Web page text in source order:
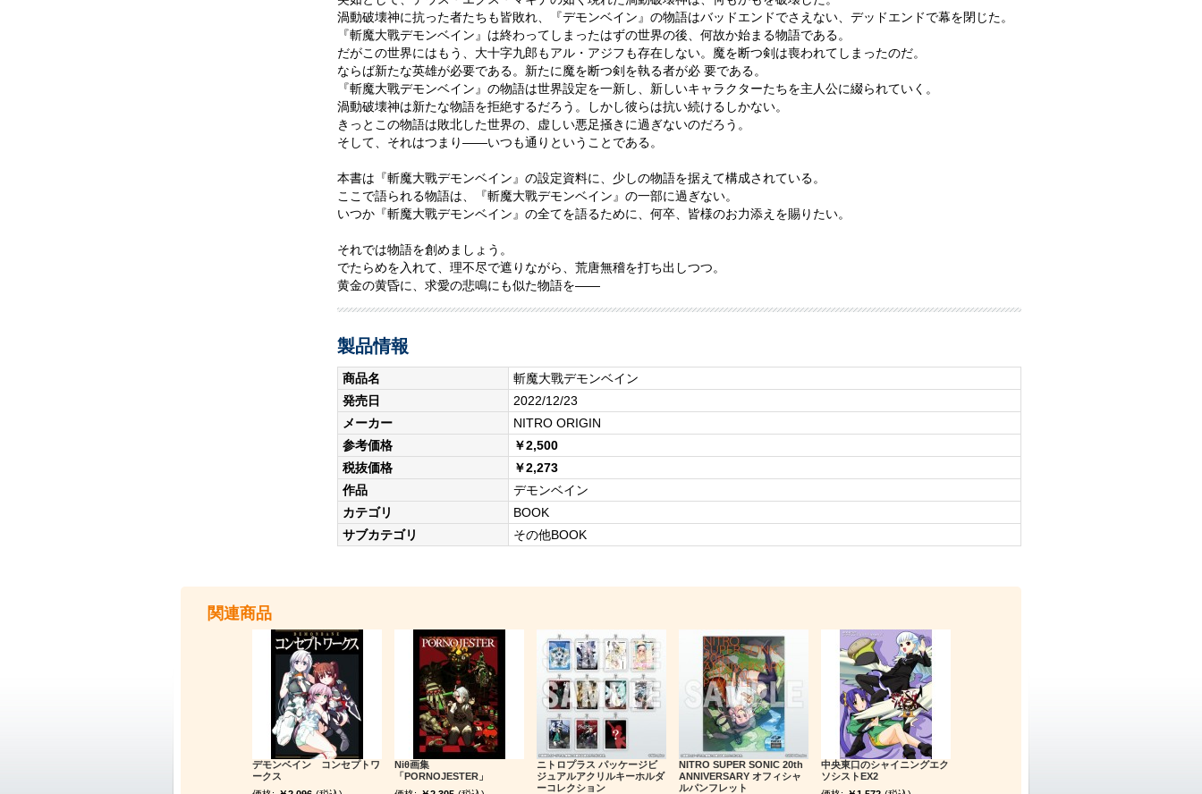
渦動破壊神に抗った者たちも皆敗れ、『デモンベイン』の物語はバッドエンドでさえない、デッドエンドで幕を閉じた。
『斬魔大戰デモンベイン』は終わってしまったはずの世界の後、何故か始まる物語である。
だがこの世界にはもう、大十字九郎もアル・アジフも存在しない。魔を断つ剣は喪われてしまったのだ。
ならば新たな英雄が必要である。新たに魔を断つ剣を執る者が必 要である。
『斬魔大戰デモンベイン』の物語は世界設定を一新し、新しいキャラクターたちを主人公に綴られていく。
渦動破壊神は新たな物語を拒絶するだろう。しかし彼らは抗い続けるしかない。
きっとこの物語は敗北した世界の、虚しい悪足掻きに過ぎないのだろう。
そして、それはつまり――いつも通りということである。
本書は『斬魔大戰デモンベイン』の設定資料に、少しの物語を据えて構成されている。
ここで語られる物語は、『斬魔大戰デモンベイン』の一部に過ぎない。
いつか『斬魔大戰デモンベイン』の全てを語るために、何卒、皆様のお力添えを賜りたい。
それでは物語を創めましょう。
でたらめを入れて、理不尽で遮りながら、荒唐無稽を打ち出しつつ。
黄金の黄昏に、求愛の悲鳴にも似た物語を――
製品情報
商品名
斬魔大戰デモンベイン
発売日
2022/12/23
メーカー
NITRO ORIGIN
参考価格
￥2,500
税抜価格
￥2,273
作品
デモンベイン
カテゴリ
BOOK
サブカテゴリ
その他BOOK
関連商品
デモンベイン コンセプトワ
ークス
Niθ画集
「PORNOJESTER」
ニトロプラス パッケージビ
ジュアルアクリルキーホルダ
ーコレクション
NITRO SUPER SONIC 20th
ANNIVERSARY オフィシャ
ルパンフレット
中央東口のシャイニングエク
ソシストEX2